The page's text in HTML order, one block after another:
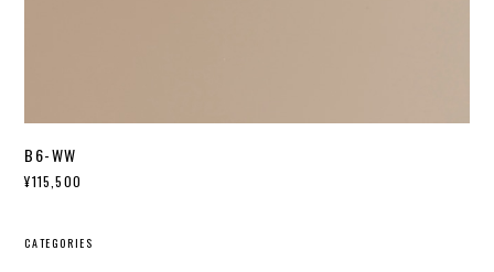
B6-WW
¥115,500
CATEGORIES